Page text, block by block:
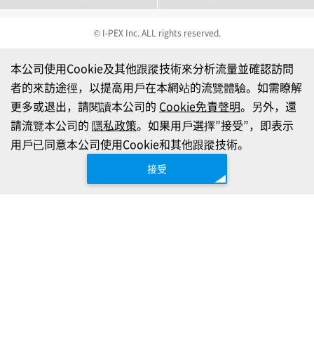
© I-PEX Inc. ALL rights reserved.
本公司使用Cookie及其他跟蹤技術來分析流量並確認訪問
者的來訪途徑，以提高用戶在本網站的流覽體驗。如需瞭解
更多或退出，請閱讀本公司的 Cookie免責聲明。另外，還
請流覽本公司的 隱私政策。如果用戶選擇”接受”，即表示
用戶已同意本公司使用Cookie和其他跟蹤技術。
接受